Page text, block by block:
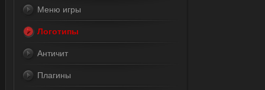
Меню игры
Логотипы
Античит
Плагины